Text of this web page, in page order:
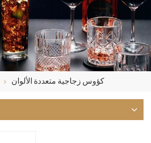
كؤوس زجاجية متعددة الألوان